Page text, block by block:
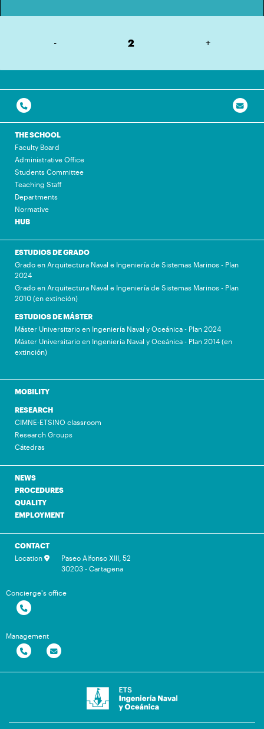
- 2 +
THE SCHOOL
Faculty Board
Administrative Office
Students Committee
Teaching Staff
Departments
Normative
HUB
ESTUDIOS DE GRADO
Grado en Arquitectura Naval e Ingeniería de Sistemas Marinos - Plan
2024
Grado en Arquitectura Naval e Ingeniería de Sistemas Marinos - Plan
2010 (en extinción)
ESTUDIOS DE MÁSTER
Máster Universitario en Ingeniería Naval y Oceánica - Plan 2024
Máster Universitario en Ingeniería Naval y Oceánica - Plan 2014 (en
extinción)
MOBILITY
RESEARCH
CIMNE-ETSINO classroom
Research Groups
Cátedras
NEWS
PROCEDURES
QUALITY
EMPLOYMENT
CONTACT
Location
Paseo Alfonso XIII, 52
30203 - Cartagena
Concierge's office
Management